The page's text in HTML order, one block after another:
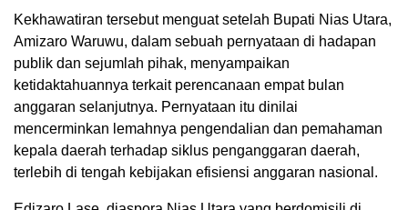
Kekhawatiran tersebut menguat setelah Bupati Nias Utara,
Amizaro Waruwu, dalam sebuah pernyataan di hadapan
publik dan sejumlah pihak, menyampaikan
ketidaktahuannya terkait perencanaan empat bulan
anggaran selanjutnya. Pernyataan itu dinilai
mencerminkan lemahnya pengendalian dan pemahaman
kepala daerah terhadap siklus penganggaran daerah,
terlebih di tengah kebijakan efisiensi anggaran nasional.